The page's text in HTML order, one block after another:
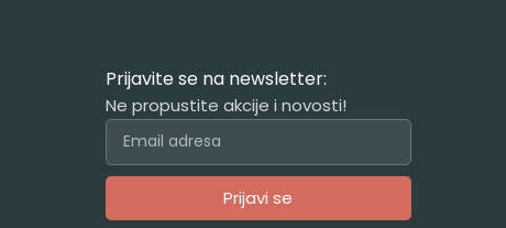
Prijavite se na newsletter:
Ne propustite akcije i novosti!
Prijavi se